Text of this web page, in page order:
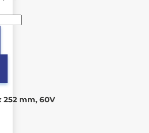
252 mm, 60V